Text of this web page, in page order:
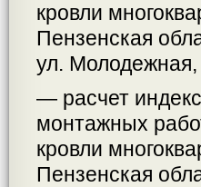
кровли
Пензенская
ул. Молодежная,
— расчет
монтажных
кровли
Пензенская